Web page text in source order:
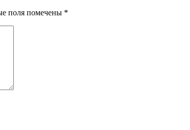
поля помечены *